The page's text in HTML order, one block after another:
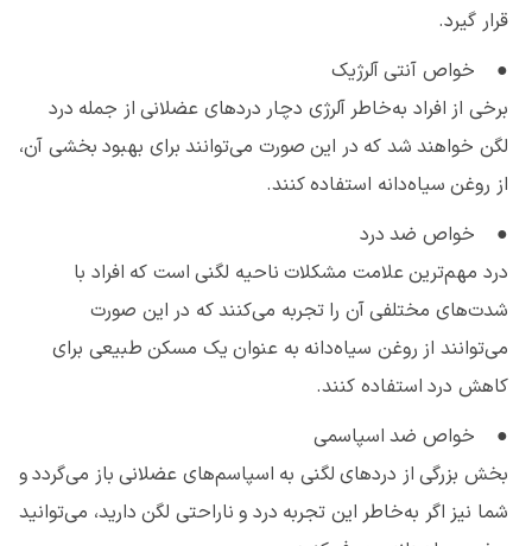
قرار گیرد.
● خواص آنتی آلرژیک
برخی از افراد به‌خاطر آلرژی دچار دردهای عضلانی از جمله درد
لگن خواهند شد که در این صورت می‌توانند برای بهبود بخشی آن،
از روغن سیاه‌دانه استفاده کنند.
● خواص ضد درد
درد مهم‌ترین علامت مشکلات ناحیه لگنی است که افراد با
شدت‌های مختلفی آن را تجربه می‌کنند که در این صورت
می‌توانند از روغن سیاه‌دانه به عنوان یک مسکن طبیعی برای
کاهش درد استفاده کنند.
● خواص ضد اسپاسمی
بخش بزرگی از دردهای لگنی به اسپاسم‌های عضلانی باز ‌می‌گردد و
شما نیز اگر به‌خاطر این تجربه درد و ناراحتی لگن دارید، می‌توانید